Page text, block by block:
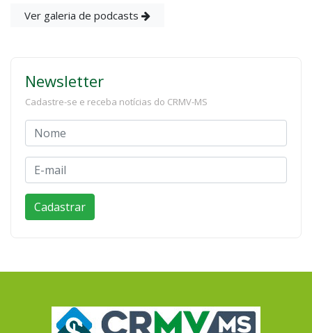
Ver galeria de podcasts
Newsletter
Cadastre-se e receba notícias do CRMV-MS